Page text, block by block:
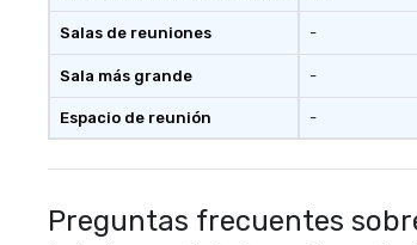
Salas de reuniones
Sala más grande
Espacio de reunión
-
-
-
Preguntas frecuentes